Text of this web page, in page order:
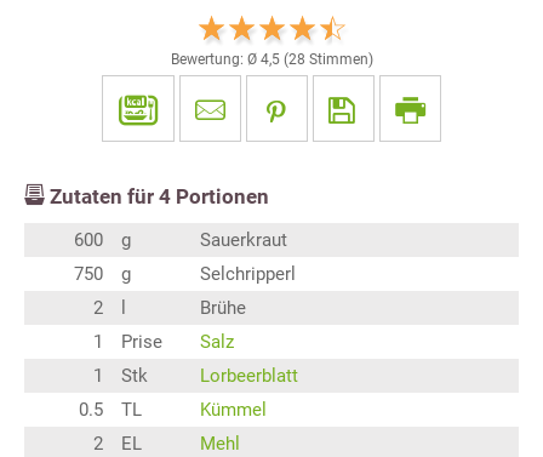
Bewertung: Ø 4,5(28 Stimmen)
Zutaten für 4 Portionen
600 g
Sauerkraut
750
g
Selchripperl
2
Brühe
1
Prise
Salz
1
Stk
Lorbeerblatt
0.5
TL
Kümmel
2
EL
Mehl